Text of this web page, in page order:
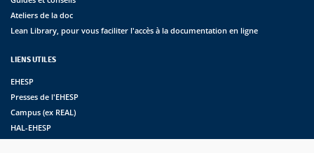
Ateliers de la doc
Lean Library, pour vous faciliter l'accès à la documentation en ligne
LIENS UTILES
EHESP
Presses de l'EHESP
Campus (ex REAL)
HAL-EHESP